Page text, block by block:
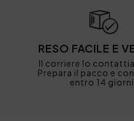
RESO FACILE E
Il corriere lo
Prepara il pacco e
entro 14 giorni.